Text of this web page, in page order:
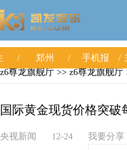
郑州 手机报
z6尊龙旗舰厅 >> z6尊龙旗舰厅
国际黄金现货价格突破
央视新闻 12-24 我要分享